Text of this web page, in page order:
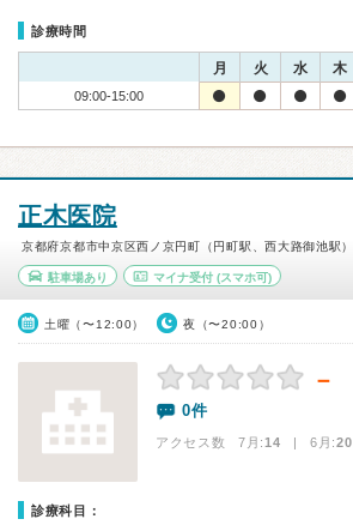
診療時間
月 火 水 木
09:00-15:00
正木医院
京都府京都市中京区西ノ京円町（円町駅、西大路御池駅）
駐車場あり マイナ受付(スマホ可)
土曜（〜12:00） 夜（〜20:00）
－
0件
アクセス数 7月:14 | 6月:20
診療科目：